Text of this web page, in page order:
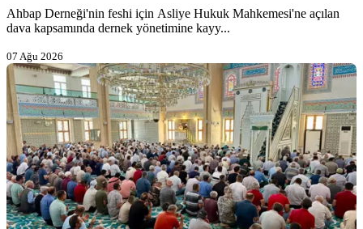
Ahbap Derneği'nin feshi için Asliye Hukuk Mahkemesi'ne açılan
dava kapsamında dernek yönetimine kayy...
07 Ağu 2026